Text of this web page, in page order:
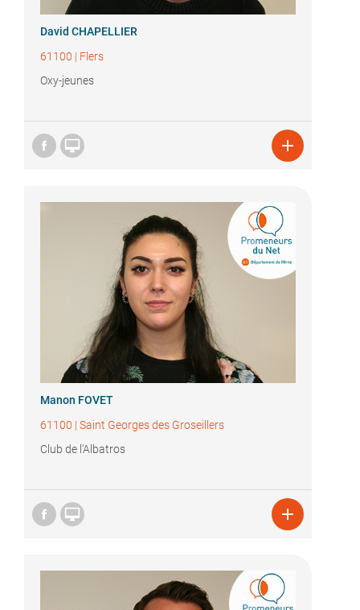
David CHAPELLIER
61100 | Flers
Oxy-jeunes
 
Manon FOVET
61100 | Saint Georges des Groseillers
Club de l'Albatros
 